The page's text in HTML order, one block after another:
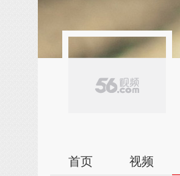
首页 视频